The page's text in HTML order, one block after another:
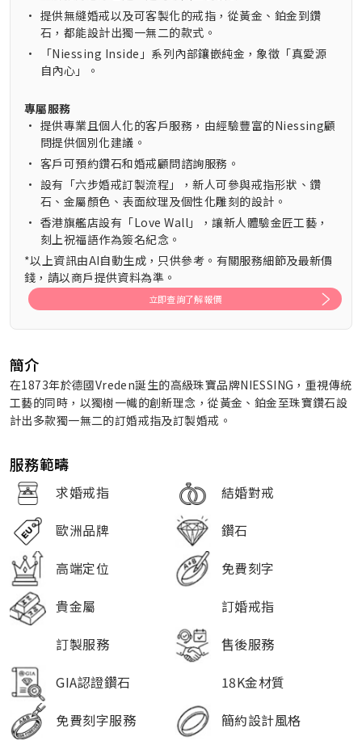
• 提供無縫婚戒以及可客製化的戒指，從黃金、鉑金到鑽
石，都能設計出獨一無二的款式。
•
「Niessing Inside」系列內部鑲嵌純金，象徵「真愛源
自內心」。
專屬服務
• 提供專業且個人化的客戶服務，由經驗豐富的Niessing顧
問提供個別化建議。
• 客戶可預約鑽石和婚戒顧問諮詢服務。
• 設有「六步婚戒訂製流程」，新人可參與戒指形狀、鑽
石、金屬顏色、表面紋理及個性化雕刻的設計。
• 香港旗艦店設有「Love Wall」，讓新人體驗金匠工藝，
刻上祝福語作為簽名紀念。
*以上資訊由AI自動生成，只供參考。有關服務細節及最新價
錢，請以商戶提供資料為準。
立即查詢了解報價
簡介
在1873年於德國Vreden誕生的高級珠寶品牌NIESSING，重視傳統
工藝的同時，以獨樹一幟的創新理念，從黃金、鉑金至珠寶鑽石設
計出多款獨一無二的訂婚戒指及訂製婚戒。
服務範疇
求婚戒指
結婚對戒
歐洲品牌
鑽石
高端定位
免費刻字
貴金屬
訂婚戒指
訂製服務
售後服務
GIA認證鑽石
18K金材質
免費刻字服務
簡約設計風格